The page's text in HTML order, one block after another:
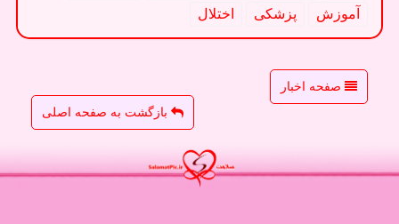
آموزش
پزشكی اختلال
صفحه اخبار
بازگشت به صفحه اصلی